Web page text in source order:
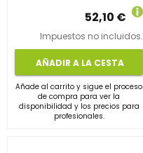
52,10 €
Impuestos no incluidos.
AÑADIR A LA CESTA
Añade al carrito y sigue el proceso
de compra para ver la
disponibilidad y los precios para
profesionales.